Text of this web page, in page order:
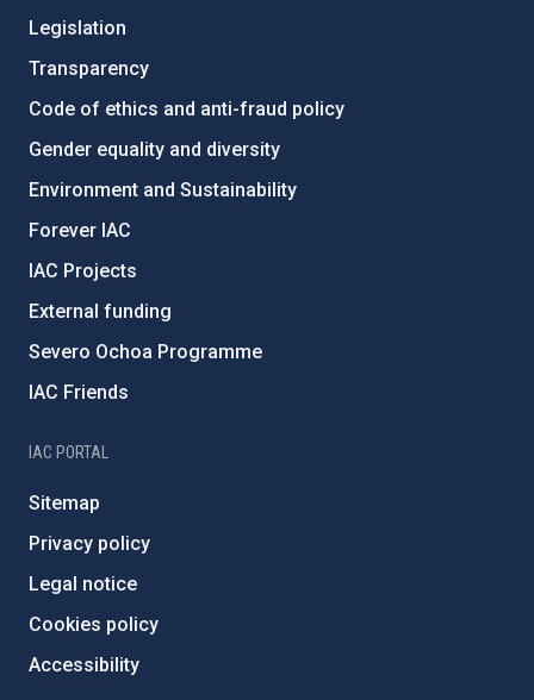
Legislation
Transparency
Code of ethics and anti-fraud policy
Gender equality and diversity
Environment and Sustainability
Forever IAC
IAC Projects
External funding
Severo Ochoa Programme
IAC Friends
IAC PORTAL
Sitemap
Privacy policy
Legal notice
Cookies policy
Accessibility